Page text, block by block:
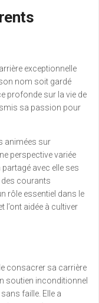
exceptionnelle
nom soit gardé
profonde sur la vie de
sa passion pour
animées sur
perspective variée
avec elle ses
des courants
rôle essentiel dans le
l’ont aidée à cultiver
consacrer sa carrière
soutien inconditionnel
faille. Elle a